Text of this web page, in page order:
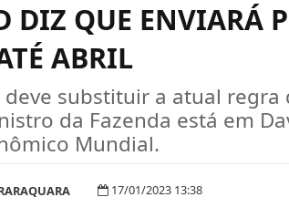
DIZ QUE ENVIARÁ
ABRIL
substituir a atual
da Fazenda está em
Mundial.
17/01/2023 13:38